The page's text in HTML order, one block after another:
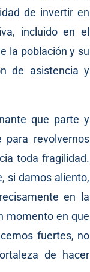
de invertir en
incluido en el
la población y su
de asistencia y
que parte y
para revolvernos
toda fragilidad.
si damos aliento,
en la
momento en que
fuertes, no
de hacer